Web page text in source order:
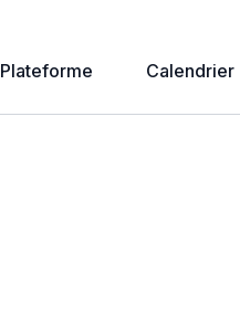
Plateforme Calendrier